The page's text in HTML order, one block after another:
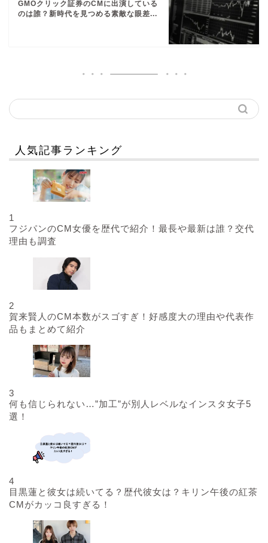
GMOクリック証券のCMに出演している
のは誰？新時代を見つめる素敵な眼差...
人気記事ランキング
1
フジパンのCM女優を歴代で紹介！最長や最新は誰？交代
理由も調査
2
賀来賢人のCM本数がスゴすぎ！好感度大の理由や代表作
品もまとめて紹介
3
何も信じられない…”加工”が別人レベルなインスタ女子5
選！
4
目黒蓮と彼女は続いてる？歴代彼女は？キリン午後の紅茶
CMがカッコ良すぎる！